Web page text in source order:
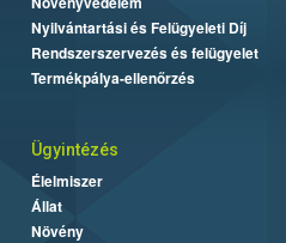
Nyilvántartási és Felügyeleti Díj
Rendszerszervezés és felügyelet
Termékpálya-ellenőrzés
Ügyintézés
Élelmiszer
Állat
Növény